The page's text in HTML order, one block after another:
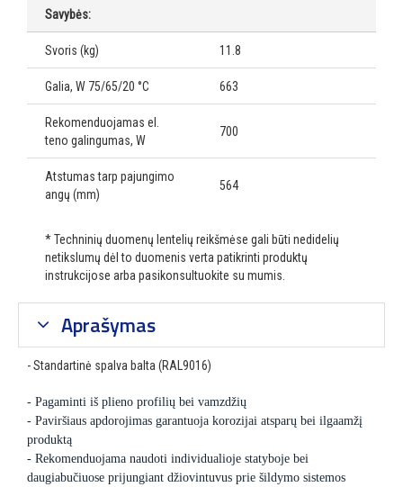
Savybės:
Svoris (kg) 11.8
Galia, W 75/65/20 °C 663
Rekomenduojamas el.
teno galingumas, W
700
Atstumas tarp pajungimo
angų (mm)
564
* Techninių duomenų lentelių reikšmėse gali būti nedidelių
netikslumų dėl to duomenis verta patikrinti produktų
instrukcijose arba pasikonsultuokite su mumis.
Aprašymas
- Standartinė spalva balta (RAL9016)
- Pagaminti iš plieno profilių bei vamzdžių
- Paviršiaus apdorojimas garantuoja korozijai atsparų bei ilgaamžį
produktą
- Rekomenduojama naudoti individualioje statyboje bei
daugiabučiuose prijungiant džiovintuvus prie šildymo sistemos